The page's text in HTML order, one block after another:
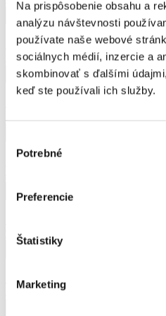
Na prispôsobenie obsahu a
analýzu návštevnosti
používate naše webové
sociálnych médií, inzercie a
skombinovať s ďalšími
keď ste používali ich služby.
súhlasu
Potrebné
Preferencie
Štatistiky
Marketing
Nožnice na živé ploty so zubovým
56,90€
Nožnice na trávu a na živý plot
98,40
Fiskars Nožnice na silné konáre
31,98€